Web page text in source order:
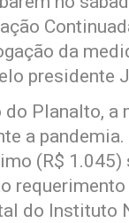
da
presidente
do Planalto,
a
(R$
do Instituto